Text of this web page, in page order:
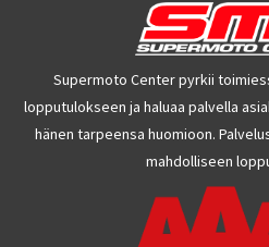
Supermoto Center pyrkii
lopputulokseen ja haluaa palvella
hänen tarpeensa huomioon.
mahdolliseen